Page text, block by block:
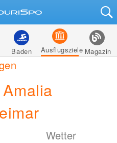
Baden Ausflugsziele Magazin
Wetter